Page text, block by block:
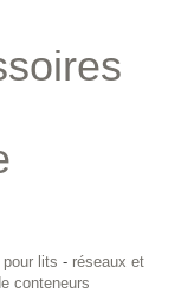
lits - réseaux et
conteneurs